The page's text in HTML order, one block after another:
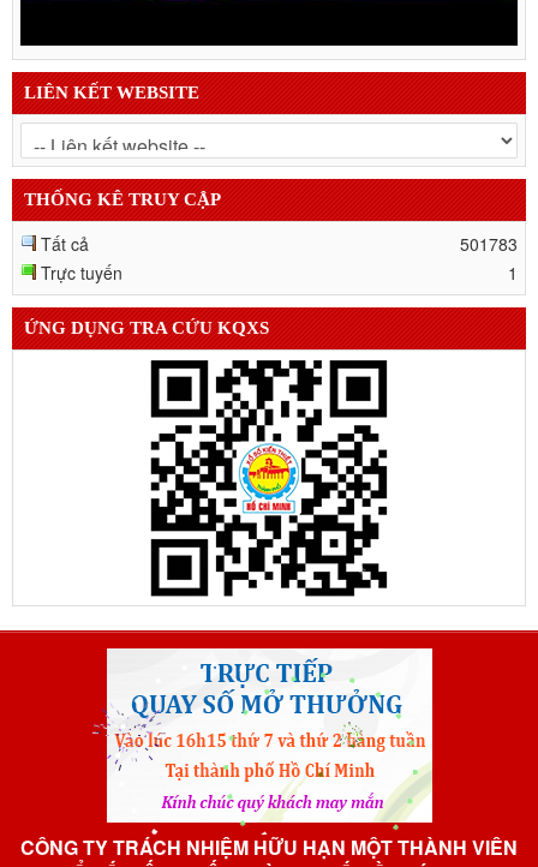
LIÊN KẾT WEBSITE
THỐNG KÊ TRUY CẬP
Tất cả
501783
Trực tuyến
1
ỨNG DỤNG TRA CỨU KQXS
CÔNG TY TRÁCH NHIỆM HỮU HẠN MỘT THÀNH VIÊN